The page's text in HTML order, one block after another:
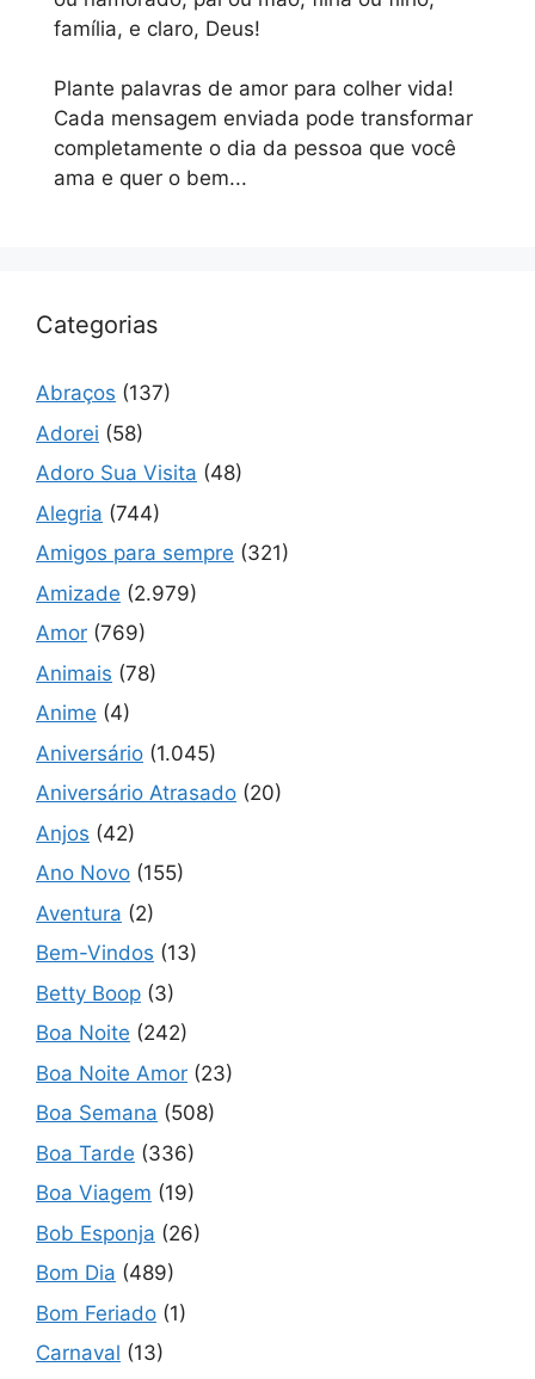
família, e claro, Deus!
Plante palavras de amor para colher vida!
Cada mensagem enviada pode transformar
completamente o dia da pessoa que você
ama e quer o bem...
Categorias
Abraços (137)
Adorei (58)
Adoro Sua Visita (48)
Alegria (744)
Amigos para sempre (321)
Amizade (2.979)
Amor (769)
Animais (78)
Anime (4)
Aniversário (1.045)
Aniversário Atrasado (20)
Anjos (42)
Ano Novo (155)
Aventura (2)
Bem-Vindos (13)
Betty Boop (3)
Boa Noite (242)
Boa Noite Amor (23)
Boa Semana (508)
Boa Tarde (336)
Boa Viagem (19)
Bob Esponja (26)
Bom Dia (489)
Bom Feriado (1)
Carnaval (13)